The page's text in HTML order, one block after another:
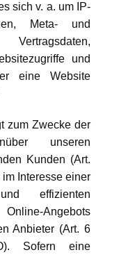
sich v. a. um IP-
Meta- und
Vertragsdaten,
und
eine Website
zum Zwecke der
unseren
Kunden (Art.
Interesse einer
effizienten
Angebots
Anbieter (Art. 6
Sofern eine